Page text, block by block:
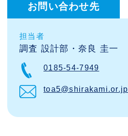
お問い合わせ先
担当者
調査 設計部・奈良 圭一
0185-54-7949
toa5@shirakami.or.jp